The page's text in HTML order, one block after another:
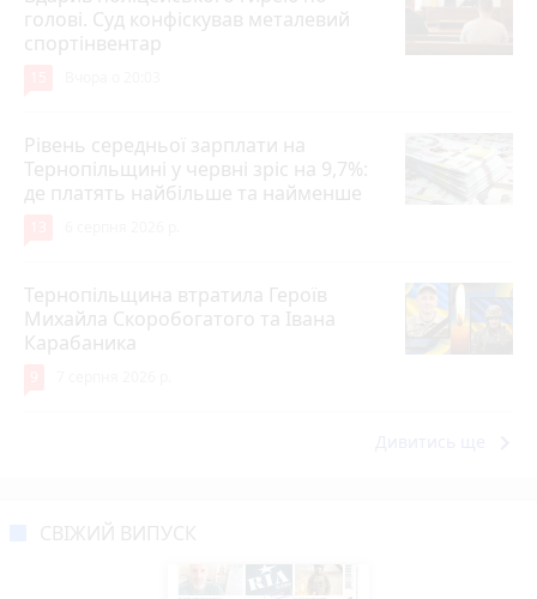
голові. Суд конфіскував металевий
спортінвентар
Рівень середньої зарплати на
Тернопільщині у червні зріс на 9,7%:
де платять найбільше та найменше
Тернопільщина втратила Героїв
Михайла Скоробогатого та Івана
Карабаника